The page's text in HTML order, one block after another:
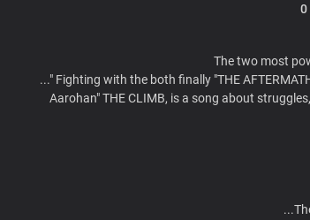
0
Fighting with the both finally "THE
"Aarohan" THE CLIMB, is a song about